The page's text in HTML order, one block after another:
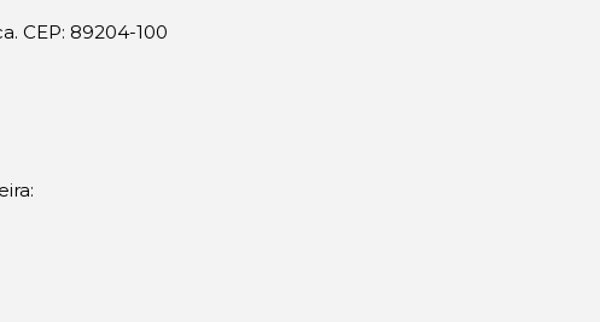
CEP: 89204-100